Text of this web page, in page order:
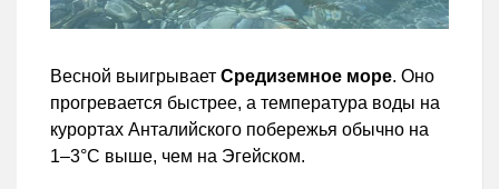
Весной выигрывает Средиземное море. Оно
прогревается быстрее, а температура воды на
курортах Анталийского побережья обычно на
1–3°C выше, чем на Эгейском.